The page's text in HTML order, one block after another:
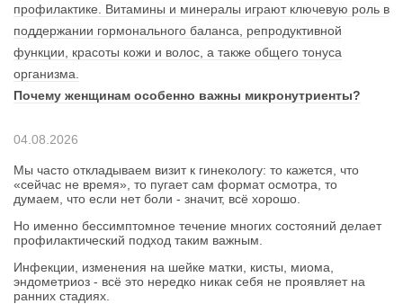
профилактике. Витамины и минералы играют ключевую роль в
поддержании гормонального баланса, репродуктивной
функции, красоты кожи и волос, а также общего тонуса
организма.
Почему женщинам особенно важны микронутриенты?
04.08.2026
Мы часто откладываем визит к гинекологу: то кажется, что
«сейчас не время», то пугает сам формат осмотра, то
думаем, что если нет боли - значит, всё хорошо.
Но именно бессимптомное течение многих состояний делает
профилактический подход таким важным.
Инфекции, изменения на шейке матки, кисты, миома,
эндометриоз - всё это нередко никак себя не проявляет на
ранних стадиях.